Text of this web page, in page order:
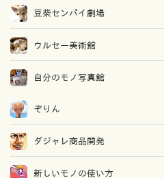
豆柴センパイ劇場
ウルセー美術館
自分のモノ写真館
ぞりん
ダジャレ商品開発
新しいモノの使い方